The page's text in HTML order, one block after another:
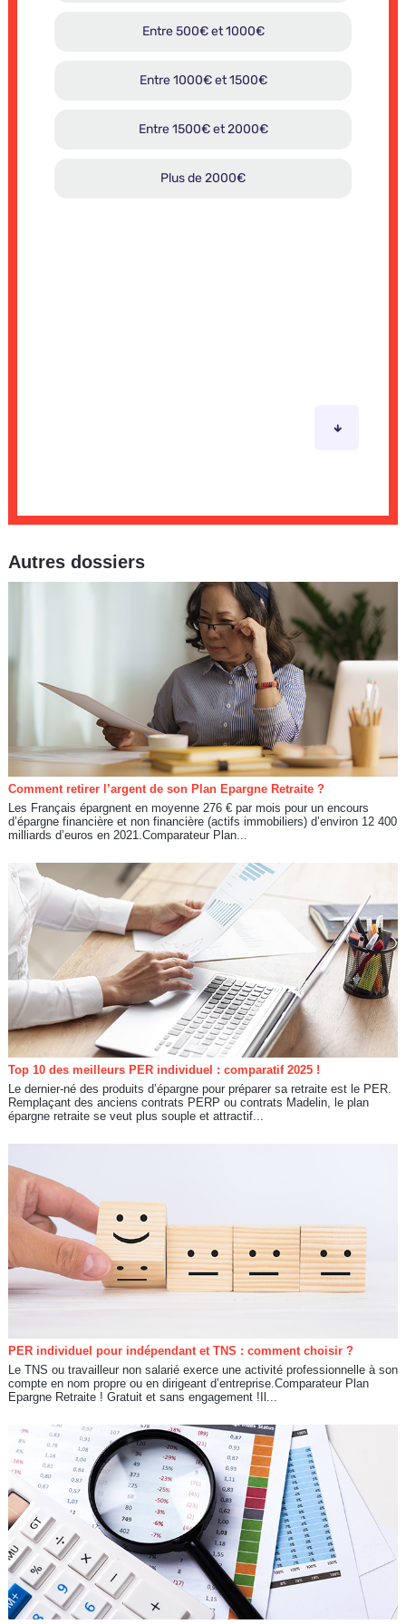
Autres dossiers
Comment retirer l’argent de son Plan Epargne Retraite ?
Les Français épargnent en moyenne 276 € par mois pour un encours
d’épargne financière et non financière (actifs immobiliers) d’environ 12 400
milliards d’euros en 2021.Comparateur Plan...
Top 10 des meilleurs PER individuel : comparatif 2025 !
Le dernier-né des produits d’épargne pour préparer sa retraite est le PER.
Remplaçant des anciens contrats PERP ou contrats Madelin, le plan
épargne retraite se veut plus souple et attractif...
PER individuel pour indépendant et TNS : comment choisir ?
Le TNS ou travailleur non salarié exerce une activité professionnelle à son
compte en nom propre ou en dirigeant d’entreprise.Comparateur Plan
Epargne Retraite ! Gratuit et sans engagement !Il...